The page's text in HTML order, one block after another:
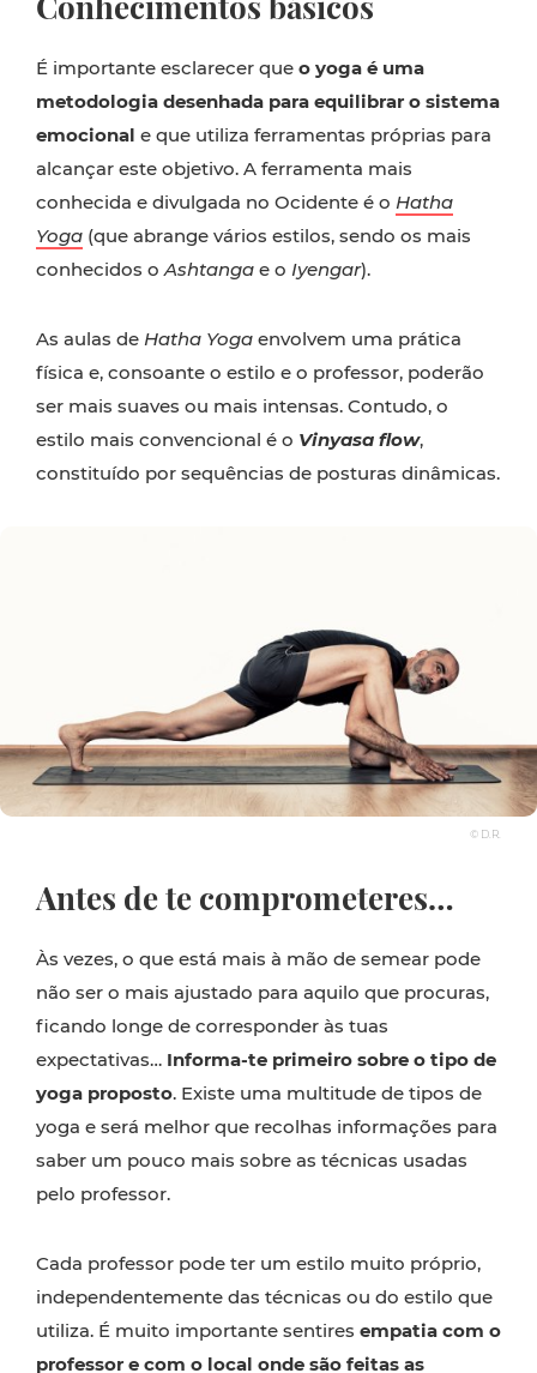
É importante esclarecer que o yoga é uma
metodologia desenhada para equilibrar o sistema
emocional e que utiliza ferramentas próprias para
alcançar este objetivo. A ferramenta mais
conhecida e divulgada no Ocidente é o Hatha
Yoga (que abrange vários estilos, sendo os mais
conhecidos oAshtanga e o Iyengar).
As aulas de Hatha Yoga envolvem uma prática
física e, consoante o estilo e o professor, poderão
ser mais suaves ou mais intensas. Contudo, o
estilo mais convencional é o Vinyasa flow,
constituído por sequências de posturas dinâmicas.
© D.R.
Antes de te comprometeres…
Às vezes, o que está mais à mão de semear pode
não ser o mais ajustado para aquilo que procuras,
ficando longe de corresponder às tuas
expectativas… Informa-te primeiro sobre o tipo de
yoga proposto. Existe uma multitude de tipos de
yoga e será melhor que recolhas informações para
saber um pouco mais sobre as técnicas usadas
pelo professor.
Cada professor pode ter um estilo muito próprio,
independentemente das técnicas ou do estilo que
utiliza. É muito importante sentires empatia com o
professor e com o local onde são feitas as